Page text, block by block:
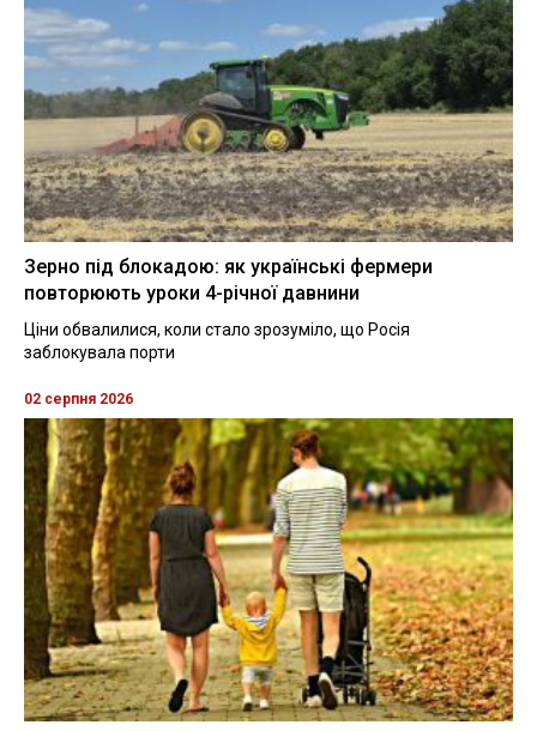
Зерно під блокадою: як українські фермери
повторюють уроки 4-річної давнини
Ціни обвалилися, коли стало зрозуміло, що Росія
заблокувала порти
02 серпня 2026